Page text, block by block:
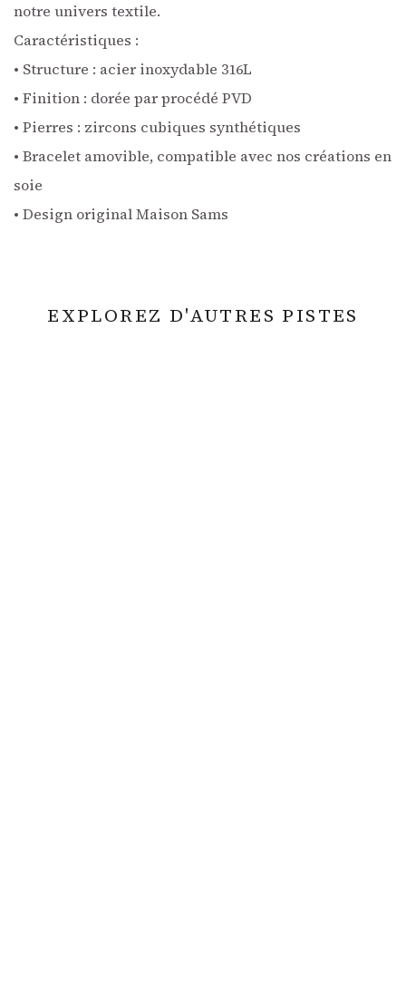
notre univers textile.
Caractéristiques :
• Structure : acier inoxydable 316L
• Finition : dorée par procédé PVD
• Pierres : zircons cubiques synthétiques
• Bracelet amovible, compatible avec nos créations en
soie
• Design original Maison Sams
EXPLOREZ D'AUTRES PISTES